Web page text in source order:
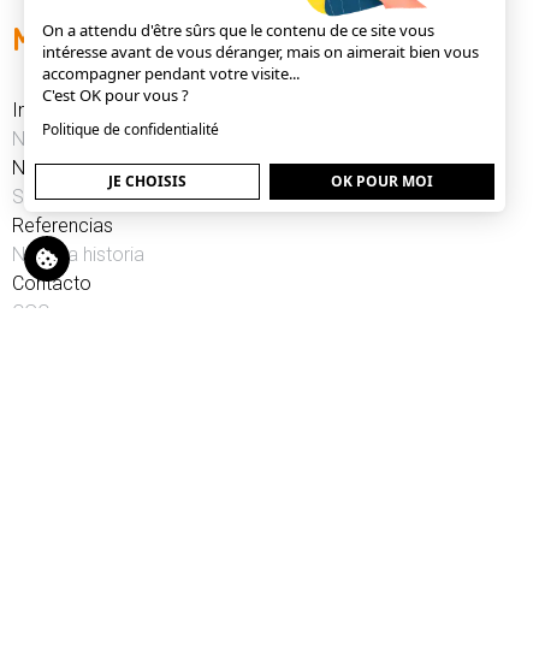
MAPA DEL SITIO
Inicio
Nuestra gama
Nuestras noticias
Servicio posventa
Referencias
Nuestra historia
Contacto
CGC
On a attendu d'être sûrs que le contenu de ce site vous
intéresse avant de vous déranger, mais on aimerait bien vous
accompagner pendant votre visite...
C'est OK pour vous ?
Politique de confidentialité
JE CHOISIS OK POUR MOI